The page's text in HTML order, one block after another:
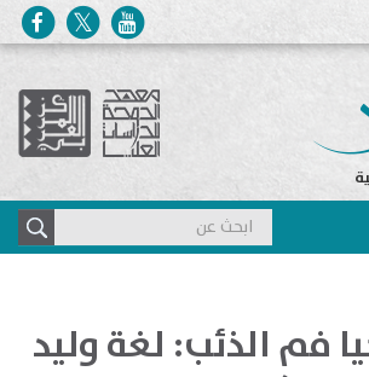
فم الذئب: لغة وليد